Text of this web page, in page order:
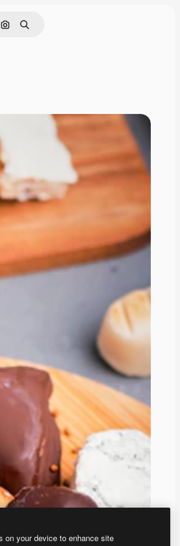
画像で検索
検索
on your device to enhance site